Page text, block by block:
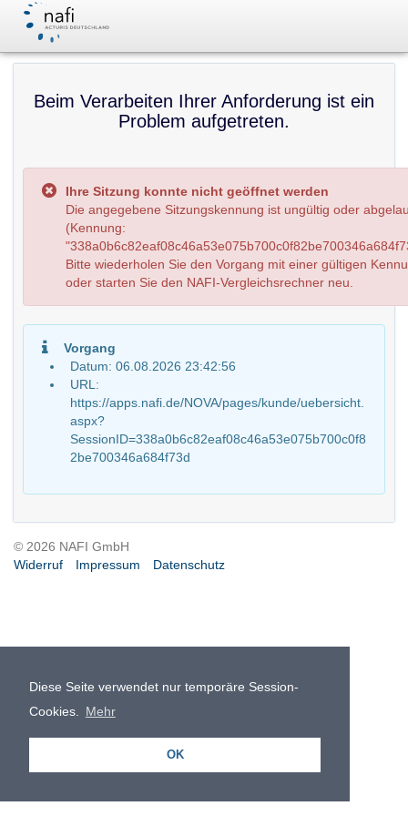
Diese Seite verwendet nur temporäre Session-
Cookies.
Mehr
OK
Beim Verarbeiten Ihrer Anforderung ist ein
Problem aufgetreten.
Ihre Sitzung konnte nicht geöffnet werden
Die angegebene Sitzungskennung ist ungültig oder
(Kennung:
Bitte wiederholen Sie den Vorgang mit einer gültigen
oder starten Sie den NAFI-Vergleichsrechner neu.
Vorgang
Datum: 06.08.2026 23:42:56
URL:
https://apps.nafi.de/NOVA/pages/kunde/uebersicht.
aspx?
SessionID=338a0b6c82eaf08c46a53e075b700c0f8
2be700346a684f73d
© 2026 NAFI GmbH
Widerruf
Impressum Datenschutz